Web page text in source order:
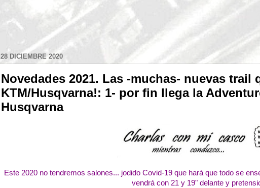
28 DICIEMBRE 2020
Novedades 2021. Las -muchas- nuevas trail
KTM/Husqvarna!: 1- por fin llega la
Husqvarna
Este 2020 no tendremos salones... jodido Covid-19 que hará que todo se
vendrá con 21 y 19" delante y